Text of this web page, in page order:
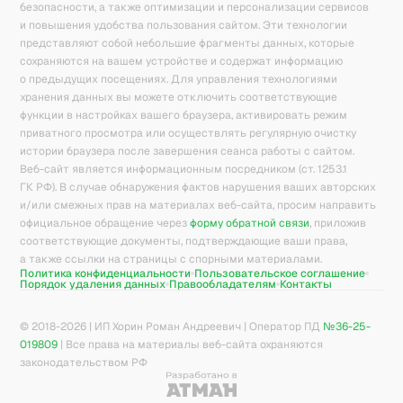
безопасности, а также оптимизации и персонализации сервисов
и повышения удобства пользования сайтом. Эти технологии
представляют собой небольшие фрагменты данных, которые
сохраняются на вашем устройстве и содержат информацию
о предыдущих посещениях. Для управления технологиями
хранения данных вы можете отключить соответствующие
функции в настройках вашего браузера, активировать режим
приватного просмотра или осуществлять регулярную очистку
истории браузера после завершения сеанса работы с сайтом.
Веб-сайт является информационным посредником (ст. 1253.1
ГК РФ). В случае обнаружения фактов нарушения ваших авторских
и/или смежных прав на материалах веб-сайта, просим направить
официальное обращение через форму обратной связи, приложив
соответствующие документы, подтверждающие ваши права,
а также ссылки на страницы с спорными материалами.
Политика конфиденциальности Пользовательское соглашение
Порядок удаления данных Правообладателям Контакты
© 2018-2026 | ИП Хорин Роман Андреевич | Оператор ПД №36-25-
019809 | Все права на материалы веб-сайта охраняются
законодательством РФ